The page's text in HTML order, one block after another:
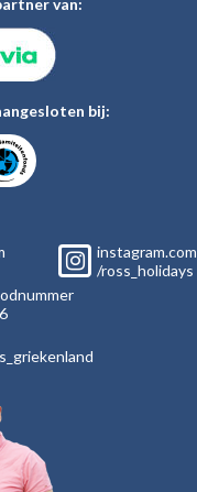
bij:
instagram.com
/ross_holidays